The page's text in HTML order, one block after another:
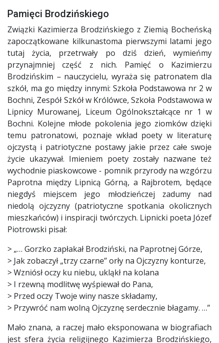
Pamięci Brodzińskiego
Związki Kazimierza Brodzińskiego z Ziemią Bocheńską
zapoczątkowane kilkunastoma pierwszymi latami jego
tutaj życia, przetrwały po dziś dzień, wymieńmy
przynajmniej część z nich. Pamięć o Kazimierzu
Brodzińskim – nauczycielu, wyraża się patronatem dla
szkół, ma go między innymi: Szkoła Podstawowa nr 2 w
Bochni, Zespół Szkół w Królówce, Szkoła Podstawowa w
Lipnicy Murowanej, Liceum Ogólnokształcące nr 1 w
Bochni. Kolejne młode pokolenia jego ziomków dzięki
temu patronatowi, poznaje wkład poety w literaturę
ojczystą i patriotyczne postawy jakie przez całe swoje
życie ukazywał. Imieniem poety zostały nazwane też
wychodnie piaskowcowe - pomnik przyrody na wzgórzu
Paprotna między Lipnicą Górną, a Rajbrotem, będące
niegdyś miejscem jego młodzieńczej zadumy nad
niedolą ojczyzny (patriotyczne spotkania okolicznych
mieszkańców) i inspiracji twórczych. Lipnicki poeta Józef
Piotrowski pisał:
> „… Gorzko zapłakał Brodziński, na Paprotnej Górze,
> Jak zobaczył „trzy czarne” orły na Ojczyzny konturze,
> Wzniósł oczy ku niebu, ukląkł na kolana
> I rzewną modlitwę wyśpiewał do Pana,
> Przed oczy Twoje winy nasze składamy,
> Przywróć nam wolną Ojczyznę serdecznie błagamy. …”
Mało znana, a raczej mało eksponowana w biografiach
jest sfera życia religijnego Kazimierza Brodzińskiego,